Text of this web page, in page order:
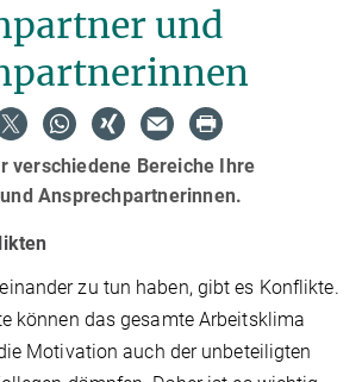
und
verschiedene Bereiche Ihre
Ansprechpartnerinnen.
zu tun haben, gibt es Konflikte.
können das gesamte Arbeitsklima
Motivation auch der unbeteiligten